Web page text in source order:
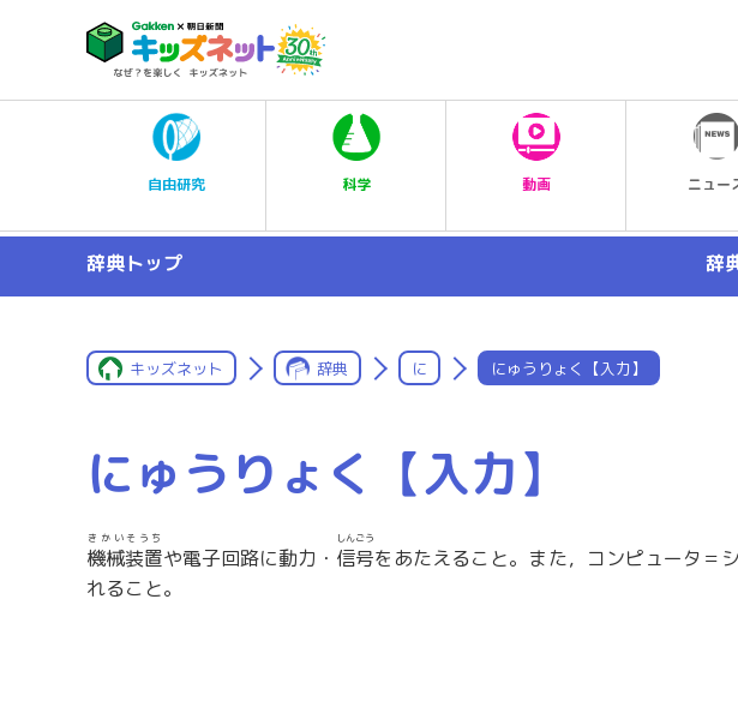
自由研究 科学 動画 ニュー
辞典トップ 辞
キッズネット 辞典 に にゅうりょく【入力】
にゅうりょく【入力】
機械装置
きかいそうち
や電子回路に動力・ 信号
しんごう
をあたえること。また，コンピュータ＝
れること。